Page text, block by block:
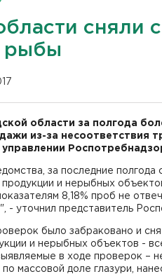
сняли
рыбы
области за полгода
из-за несоответствия
за последние полгода
и нерыбных
8,18% проб не
- уточнил представитель
было забраковано и
и нерыбных объектов -
в ходе проверок –
по массовой доле глазури,